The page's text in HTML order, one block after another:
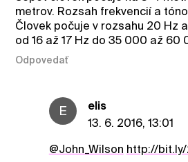
metrov. Rozsah frekvencií a
Človek počuje v rozsahu 20 Hz
od 16 až 17 Hz do 35 000 až 60
Odpovedať
E
elis
13. 6. 2016, 13:01
@John_Wilson http://